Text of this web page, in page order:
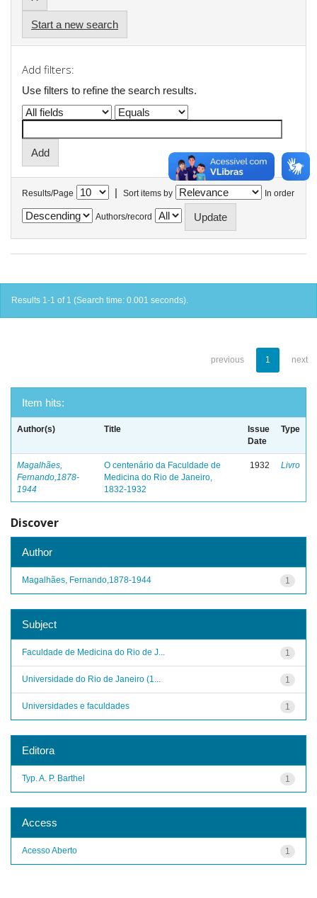
Start a new search
Add filters:
Use filters to refine the search results.
Results/Page | Sort items by In order
Authors/record
Results 1-1 of 1 (Search time: 0.001 seconds).
previous 1 next
Item hits:
Author(s) Title
Issue
Date
Type
Magalhães,
Fernando,1878-
1944
O centenário da Faculdade de
Medicina do Rio de Janeiro,
1832-1932
1932 Livro
Discover
Author
1
Magalhães, Fernando,1878-1944
Subject
1
Faculdade de Medicina do Rio de J...
1
Universidade do Rio de Janeiro (1...
1
Universidades e faculdades
Editora
1
Typ. A. P. Barthel
Access
1
Acesso Aberto